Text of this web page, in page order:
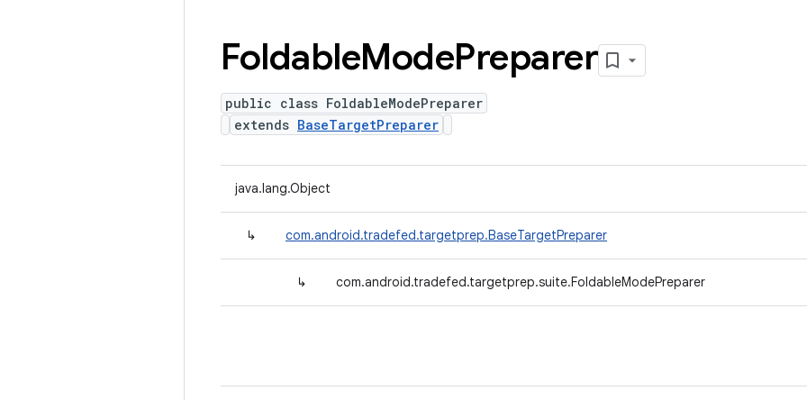
FoldableModePreparer
public class FoldableModePreparer
extends BaseTargetPreparer
java.lang.Object
↳ com.android.tradefed.targetprep.BaseTargetPreparer
↳ com.android.tradefed.targetprep.suite.FoldableModePreparer